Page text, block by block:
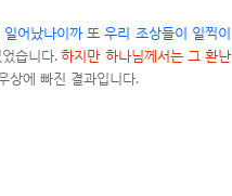
어났나이까 또 우리 조상들이 일찍이
습니다.하지만 하나님께서는 그 환난
상에 빠진 결과입니다.